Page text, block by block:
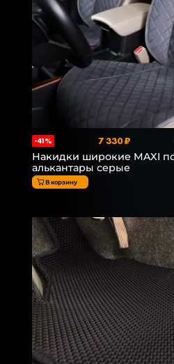
-41% 7 330 ₽
Накидки широкие MAXI
алькантары серые
В корзину